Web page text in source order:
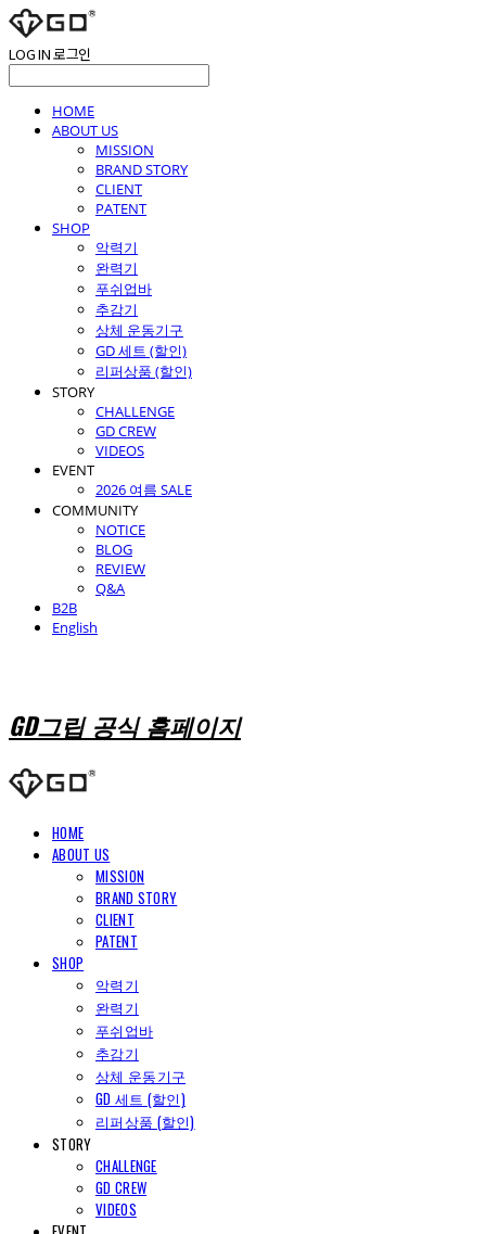
LOG IN로그인
HOME
ABOUT US
MISSION
BRAND STORY
CLIENT
PATENT
SHOP
악력기
완력기
푸쉬업바
추감기
상체 운동기구
GD 세트 (할인)
리퍼상품 (할인)
STORY
CHALLENGE
GD CREW
VIDEOS
EVENT
2026 여름 SALE
COMMUNITY
NOTICE
BLOG
REVIEW
Q&A
B2B
English
GD그립 공식 홈페이지
HOME
ABOUT US
MISSION
BRAND STORY
CLIENT
PATENT
SHOP
악력기
완력기
푸쉬업바
추감기
상체 운동기구
GD 세트 (할인)
리퍼상품 (할인)
STORY
CHALLENGE
GD CREW
VIDEOS